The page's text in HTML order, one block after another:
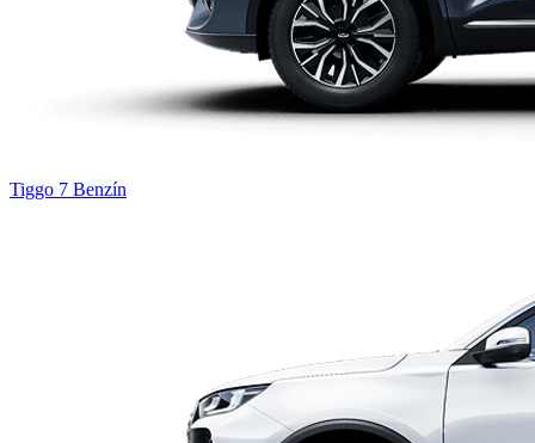
Tiggo 7 Benzín